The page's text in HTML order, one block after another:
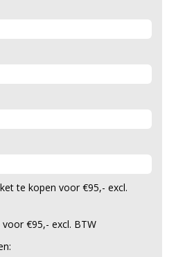
te kopen voor €95,- excl.
€95,- excl. BTW